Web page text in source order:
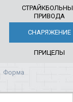
ПРИВОДА
СНАРЯЖЕНИЕ
ПРИЦЕЛЫ
Форма